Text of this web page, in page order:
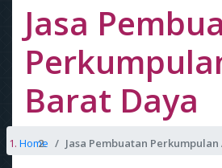
Jasa
Barat Daya
Home Jasa Pembuatan Perkumpulan